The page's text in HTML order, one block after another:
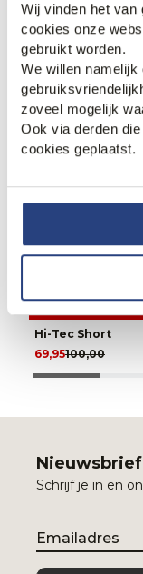
Wij vinden het van
cookies onze
gebruikt worden.
We willen namelijk
zoveel mogelijk
Ook via derden
cookies geplaatst.
Hi-Tec Short
100,00
69,95
Nieuwsbrief
Schrijf je in en
Email